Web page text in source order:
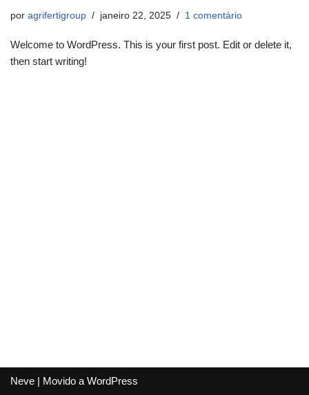
por agrifertigroup janeiro 22, 2025 1 comentário
Welcome to WordPress. This is your first post. Edit or delete it,
then start writing!
Neve | Movido a WordPress